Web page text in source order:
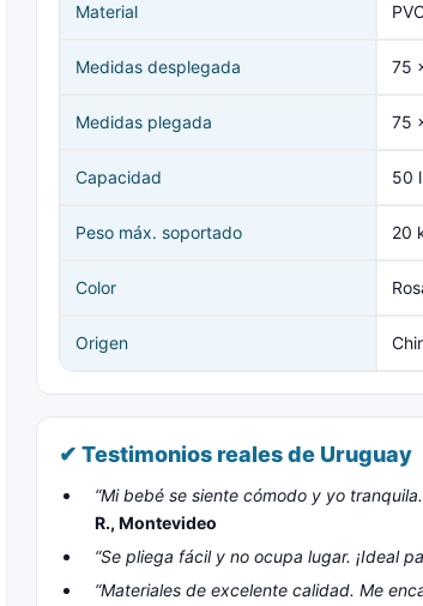
Material
Medidas desplegada 75
Medidas plegada 75
Capacidad 50
Peso máx. soportado 20
Color
Origen
✔ Testimonios reales de Uruguay
“Mi bebé se siente cómodo y yo
R., Montevideo
“Se pliega fácil y no ocupa lugar. ¡Ideal
“Materiales de excelente calidad. Me